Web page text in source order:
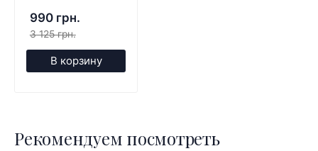
990 грн.
3 125 грн.
В корзину
Рекомендуем посмотреть